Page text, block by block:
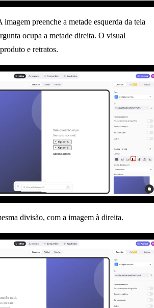
imagem preenche a metade esquerda da tela
ocupa a metade direita. O visual
e retratos.
divisão, com a imagem à direita.